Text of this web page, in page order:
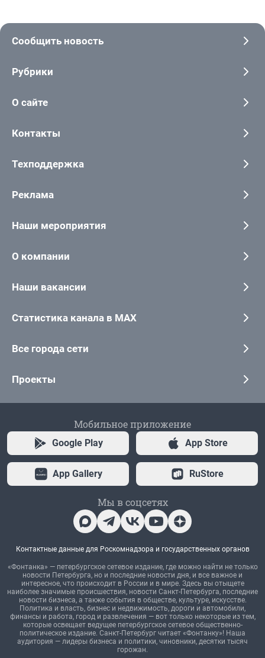
Сообщить новость
Рубрики
О сайте
Контакты
Техподдержка
Реклама
Наши мероприятия
О компании
Наши вакансии
Статистика канала в MAX
Все города сети
Проекты
Мобильное приложение
Google Play App Store
App Gallery RuStore
Мы в соцсетях
Контактные данные для Роскомнадзора и государственных органов
«Фонтанка» — петербургское сетевое издание, где можно найти не только
новости Петербурга, но и последние новости дня, и все важное и
интересное, что происходит в России и в мире. Здесь вы отыщете
наиболее значимые происшествия, новости Санкт-Петербурга, последние
новости бизнеса, а также события в обществе, культуре, искусстве.
Политика и власть, бизнес и недвижимость, дороги и автомобили,
финансы и работа, город и развлечения — вот только некоторые из тем,
которые освещает ведущее петербургское сетевое общественно-
политическое издание. Санкт-Петербург читает «Фонтанку»! Наша
аудитория — лидеры бизнеса и политики, чиновники, десятки тысяч
горожан.